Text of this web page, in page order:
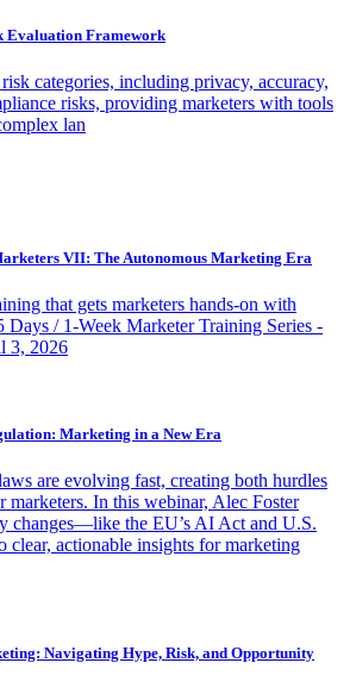
Evaluation Framework
categories, including privacy, accuracy,
risks, providing marketers with tools
lan
VII: The Autonomous Marketing Era
that gets marketers hands-on with
Days / 1-Week Marketer Training Series -
3, 2026
Marketing in a New Era
are evolving fast, creating both hurdles
marketers. In this webinar, Alec Foster
changes—like the EU’s AI Act and U.S.
actionable insights for marketing
Navigating Hype, Risk, and Opportunity